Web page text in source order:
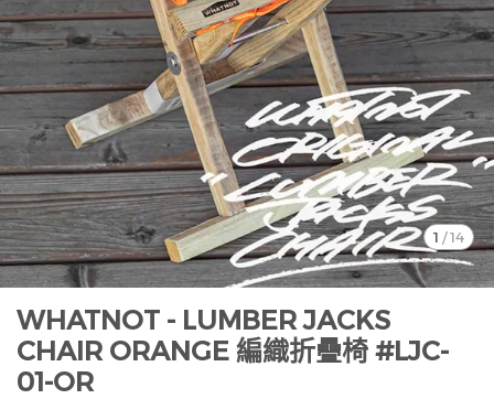
1 /14
WHATNOT - LUMBER JACKS
CHAIR ORANGE 編織折疊椅 #LJC-
01-OR